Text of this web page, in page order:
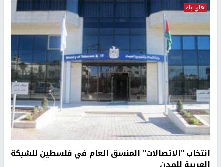
هاي تِك
انتخاب "الاتصالات" المنسق العام في فلسطين للشبكة